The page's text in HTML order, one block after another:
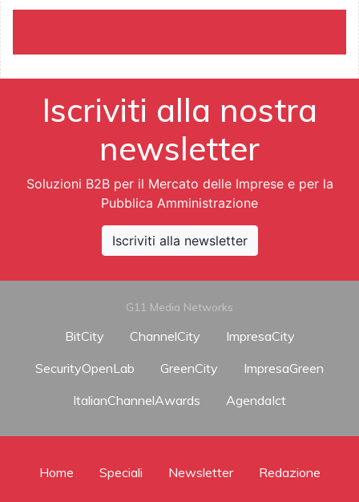
Iscriviti alla nostra
newsletter
Soluzioni B2B per il Mercato delle Imprese e per la
Pubblica Amministrazione
Iscriviti alla newsletter
G11 Media Networks
BitCity ChannelCity
ImpresaCity
SecurityOpenLab
GreenCity
ImpresaGreen
ItalianChannelAwards
AgendaIct
Home Speciali Newsletter Redazione